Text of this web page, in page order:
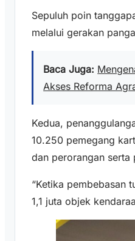
Sepuluh poin
melalui gerakan
Baca Juga:
Akses Reforma
Kedua,
10.250 pemegang
dan perorangan
“Ketika pembebasan
1,1 juta objek